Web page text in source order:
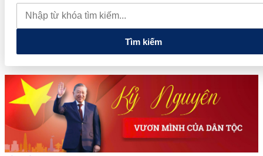
muốn mở rộng hợp tác công nghệ cao tại Đồng Nai
Từ hệ sinh
thái tài chính đến tham vọng năng lượng: T&T Group đang tạo
"đòn bẩy vốn" như thế nào?
Tìm kiếm